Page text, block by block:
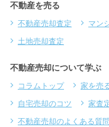
不動産を売る
不動産売却査定 マン
土地売却査定
不動産売却について学ぶ
コラムトップ 家を売
自宅売却のコツ
家査
不動産売却のよくある質